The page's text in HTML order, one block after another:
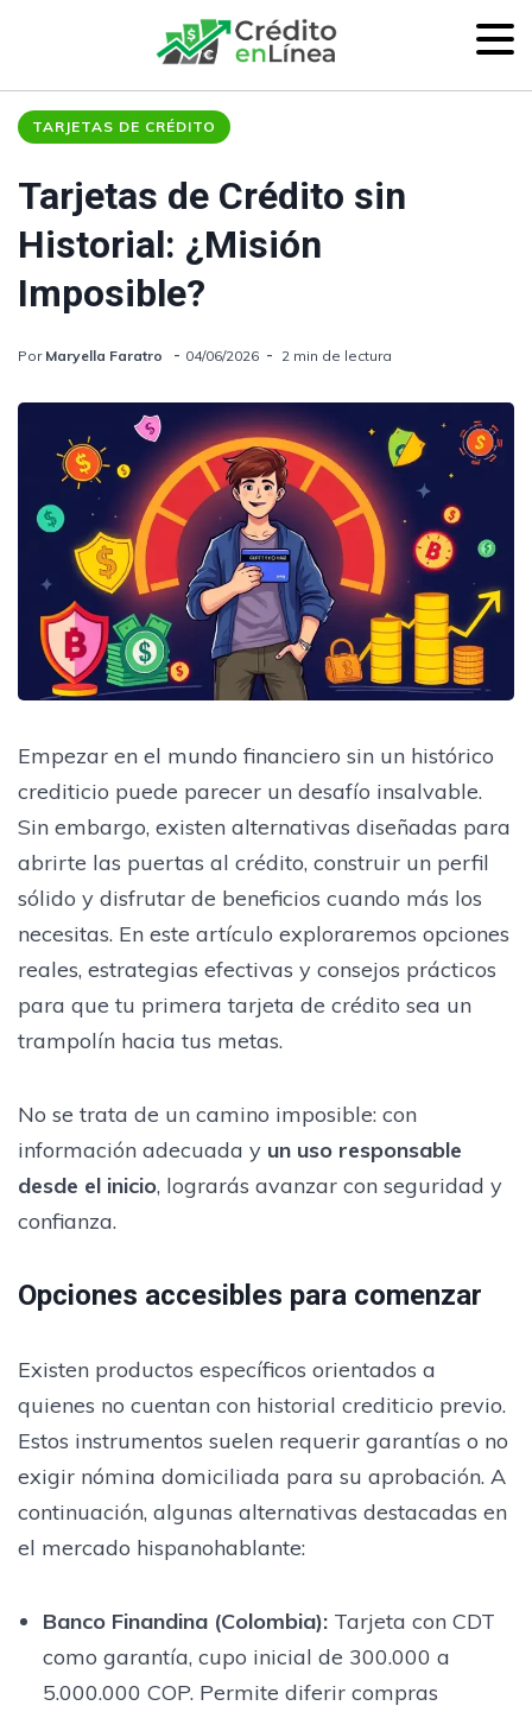
TARJETAS DE CRÉDITO
Tarjetas de Crédito sin
Historial: ¿Misión
Imposible?
Por Maryella Faratro 04/06/2026 2 min de lectura
Empezar en el mundo financiero sin un histórico
crediticio puede parecer un desafío insalvable.
Sin embargo, existen alternativas diseñadas para
abrirte las puertas al crédito, construir un perfil
sólido y disfrutar de beneficios cuando más los
necesitas. En este artículo exploraremos opciones
reales, estrategias efectivas y consejos prácticos
para que tu primera tarjeta de crédito sea un
trampolín hacia tus metas.
No se trata de un camino imposible: con
información adecuada y un uso responsable
desde el inicio, lograrás avanzar con seguridad y
confianza.
Opciones accesibles para comenzar
Existen productos específicos orientados a
quienes no cuentan con historial crediticio previo.
Estos instrumentos suelen requerir garantías o no
exigir nómina domiciliada para su aprobación. A
continuación, algunas alternativas destacadas en
el mercado hispanohablante:
Banco Finandina (Colombia):Tarjeta con CDT
como garantía, cupo inicial de 300.000 a
5.000.000 COP. Permite diferir compras